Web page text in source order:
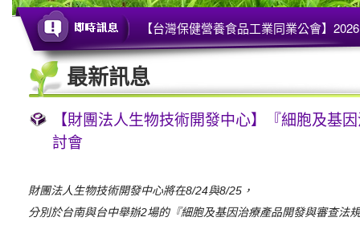
【台灣保健營養食品工業同業公會】
最新訊息
【財團法人生物技術開發中心】『細胞及基
討會
財團法人生物技術開發中心將在8/24與8/25 ，
分別於台南與台中舉辦2場的『細胞及基因治療產品開發與審查法